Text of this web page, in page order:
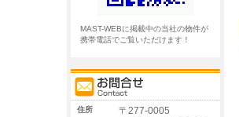
MAST-WEBに掲載中の当社の物件が
携帯電話でご覧いただけます！
住所
〒277-0005